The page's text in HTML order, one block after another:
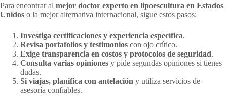
Para encontrar al mejor doctor experto en lipoescultura en Estados
Unidos o la mejor alternativa internacional, sigue estos pasos:
Investiga certificaciones y experiencia específica.
Revisa portafolios y testimonios con ojo crítico.
Exige transparencia en costos y protocolos de seguridad.
Consulta varias opiniones y pide segundas opiniones si tienes
dudas.
Si viajas, planifica con antelación y utiliza servicios de
asesoría confiables.